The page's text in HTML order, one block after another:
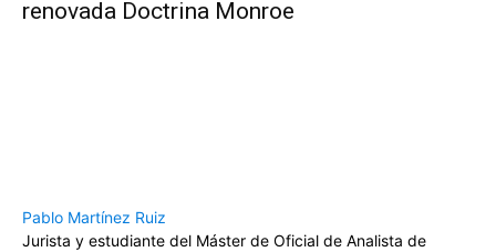
renovada Doctrina Monroe
Pablo Martínez Ruiz
Jurista y estudiante del Máster de Oficial de Analista de